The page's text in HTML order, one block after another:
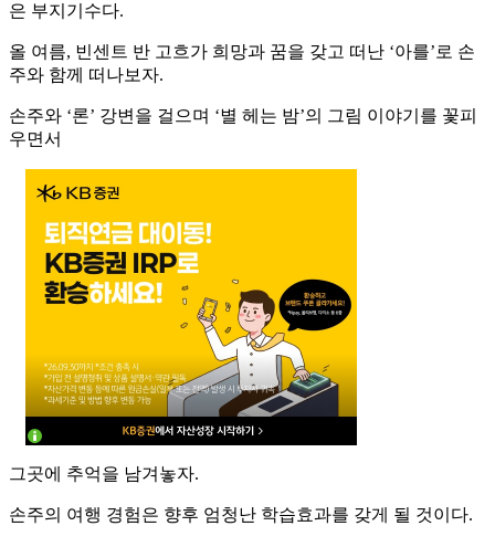
은 부지기수다.
올 여름, 빈센트 반 고흐가 희망과 꿈을 갖고 떠난 ‘아를’로 손
주와 함께 떠나보자.
손주와 ‘론’ 강변을 걸으며 ‘별 헤는 밤’의 그림 이야기를 꽃피
우면서
그곳에 추억을 남겨놓자.
손주의 여행 경험은 향후 엄청난 학습효과를 갖게 될 것이다.